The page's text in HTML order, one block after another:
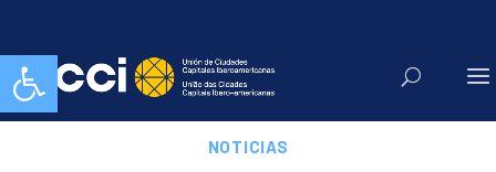
Abrir barra de herramientas
NOTICIAS